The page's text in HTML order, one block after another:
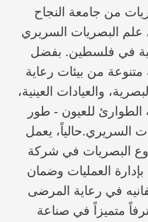
من جامعة النجاح
علم البصريات السريري
في فلسطين. بفضل
من بيئات رعاية
والعيادات العينية،
للعيون - طور
السريري.حالياً، يعمل
البصريات في شركة
العمليات وضمان
في رعاية المرضى
متميزاً في صناعة